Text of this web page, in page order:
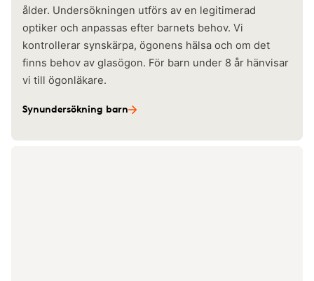
ålder. Undersökningen utförs av en legitimerad
optiker och anpassas efter barnets behov. Vi
kontrollerar synskärpa, ögonens hälsa och om det
finns behov av glasögon. För barn under 8 år hänvisar
vi till ögonläkare.
Synundersökning barn